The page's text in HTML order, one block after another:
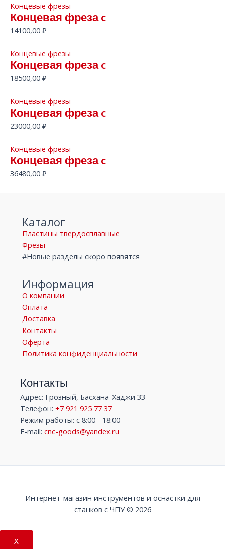
Концевые фрезы
Концевая фреза c
14100,00 ₽
Концевые фрезы
Концевая фреза c
18500,00 ₽
Концевые фрезы
Концевая фреза c
23000,00 ₽
Концевые фрезы
Концевая фреза c
36480,00 ₽
Каталог
Пластины твердосплавные
Фрезы
#Новые разделы скоро появятся
Информация
О компании
Оплата
Доставка
Контакты
Оферта
Политика конфиденциальности
Контакты
Адрес: Грозный, Басхана-Хаджи 33
Телефон: +7 921 925 77 37
Режим работы: с 8:00 - 18:00
E-mail: cnc-goods@yandex.ru
Интернет-магазин инструментов и оснастки для
станков с ЧПУ © 2026
X